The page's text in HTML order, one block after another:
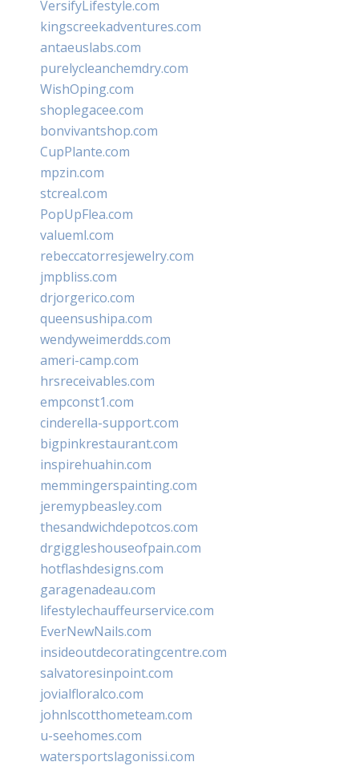
VersifyLifestyle.com
kingscreekadventures.com
antaeuslabs.com
purelycleanchemdry.com
WishOping.com
shoplegacee.com
bonvivantshop.com
CupPlante.com
mpzin.com
stcreal.com
PopUpFlea.com
valueml.com
rebeccatorresjewelry.com
jmpbliss.com
drjorgerico.com
queensushipa.com
wendyweimerdds.com
ameri-camp.com
hrsreceivables.com
empconst1.com
cinderella-support.com
bigpinkrestaurant.com
inspirehuahin.com
memmingerspainting.com
jeremypbeasley.com
thesandwichdepotcos.com
drgiggleshouseofpain.com
hotflashdesigns.com
garagenadeau.com
lifestylechauffeurservice.com
EverNewNails.com
insideoutdecoratingcentre.com
salvatoresinpoint.com
jovialfloralco.com
johnlscotthometeam.com
u-seehomes.com
watersportslagonissi.com